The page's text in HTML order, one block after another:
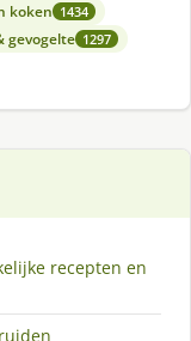
koken 1434
gevogelte 1297
recepten en